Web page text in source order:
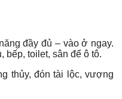
đầy đủ – vào ở ngay.
bếp, toilet, sân để ô tô.
thủy, đón tài lộc, vượng